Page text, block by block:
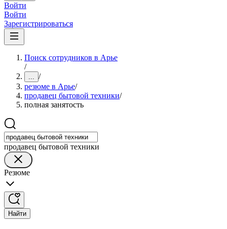
Войти
Войти
Зарегистрироваться
Поиск сотрудников в Арье
/
... /
резюме в Арье/
продавец бытовой техники/
полная занятость
продавец бытовой техники
Резюме
Найти